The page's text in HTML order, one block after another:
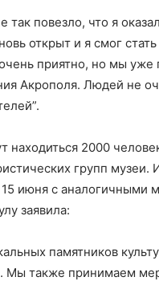
повезло, что я
открыт и я смог
приятно, но мы
Акрополя. Людей не
находиться 2000
групп
июня с аналогичными
заявила:
памятников
также принимаем